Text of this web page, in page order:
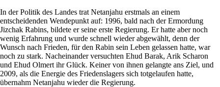
In der Politik des Landes trat Netanjahu erstmals an einem
entscheidenden Wendepunkt auf: 1996, bald nach der Ermordung
Jizchak Rabins, bildete er seine erste Regierung. Er hatte aber noch
wenig Erfahrung und wurde schnell wieder abgewählt, denn der
Wunsch nach Frieden, für den Rabin sein Leben gelassen hatte, war
noch zu stark. Nacheinander versuchten Ehud Barak, Arik Scharon
und Ehud Olmert ihr Glück. Keiner von ihnen gelangte ans Ziel, und
2009, als die Energie des Friedenslagers sich totgelaufen hatte,
übernahm Netanjahu wieder die Regierung.